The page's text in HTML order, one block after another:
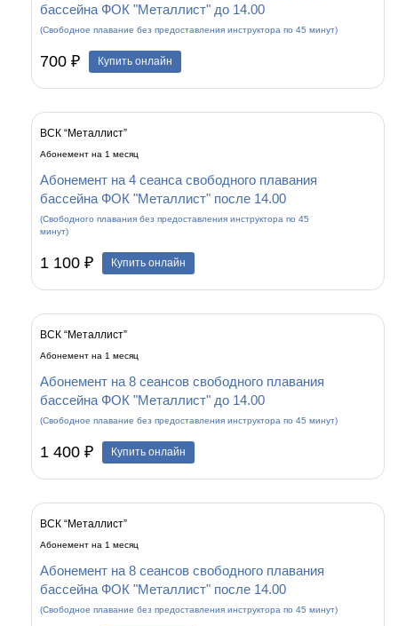
бассейна ФОК "Металлист" до 14.00
(Свободное плавание без предоставления инструктора по 45 минут)
700 ₽ Купить онлайн
ВСК “Металлист”
Абонемент на 1 месяц
Абонемент на 4 сеанса свободного плавания
бассейна ФОК "Металлист" после 14.00
(Свободного плавания без предоставления инструктора по 45
минут)
1 100 ₽ Купить онлайн
ВСК “Металлист”
Абонемент на 1 месяц
Абонемент на 8 сеансов свободного плавания
бассейна ФОК "Металлист" до 14.00
(Свободное плавание без предоставления инструктора по 45 минут)
1 400 ₽ Купить онлайн
ВСК “Металлист”
Абонемент на 1 месяц
Абонемент на 8 сеансов свободного плавания
бассейна ФОК "Металлист" после 14.00
(Свободное плавание без предоставления инструктора по 45 минут)